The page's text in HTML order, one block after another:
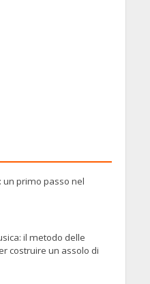
un primo passo nel
il metodo delle
costruire un assolo di